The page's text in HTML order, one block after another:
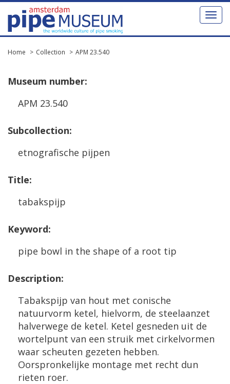
Toggle
Home Collection APM 23.540
Museum number:
APM 23.540
Subcollection:
etnografische pijpen
Title:
tabakspijp
Keyword:
pipe bowl in the shape of a root tip
Description:
Tabakspijp van hout met conische
natuurvorm ketel, hielvorm, de steelaanzet
halverwege de ketel. Ketel gesneden uit de
wortelpunt van een struik met cirkelvormen
waar scheuten gezeten hebben.
Oorspronkelijke montage met recht dun
rieten roer.